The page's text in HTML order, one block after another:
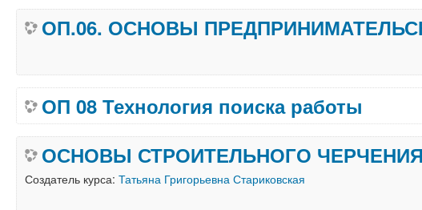
ОП.06. ОСНОВЫ
ОП 08 Технология поиска работы
ОСНОВЫ СТРОИТЕЛЬНОГО ЧЕРЧЕНИЯ
Создатель курса: Татьяна Григорьевна Стариковская